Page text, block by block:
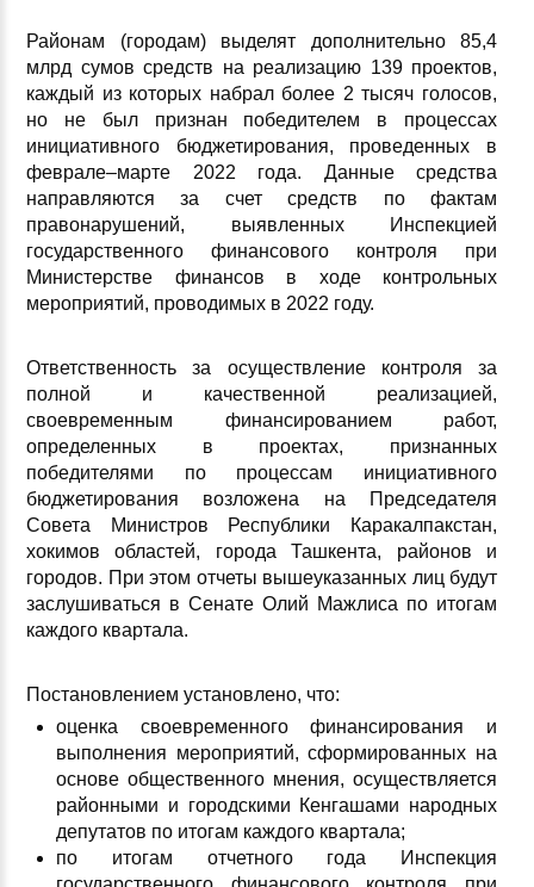
Районам (городам) выделят дополнительно 85,4
млрд сумов средств на реализацию 139 проектов,
каждый из которых набрал более 2 тысяч голосов,
но не был признан победителем в процессах
инициативного бюджетирования, проведенных в
феврале–марте 2022 года. Данные средства
направляются за счет средств по фактам
правонарушений, выявленных Инспекцией
государственного финансового контроля при
Министерстве финансов в ходе контрольных
мероприятий, проводимых в 2022 году.
Ответственность за осуществление контроля за
полной и качественной реализацией,
своевременным финансированием работ,
определенных в проектах, признанных
победителями по процессам инициативного
бюджетирования возложена на Председателя
Совета Министров Республики Каракалпакстан,
хокимов областей, города Ташкента, районов и
городов. При этом отчеты вышеуказанных лиц будут
заслушиваться в Сенате Олий Мажлиса по итогам
каждого квартала.
Постановлением установлено, что:
оценка своевременного финансирования и
выполнения мероприятий, сформированных на
основе общественного мнения, осуществляется
районными и городскими Кенгашами народных
депутатов по итогам каждого квартала;
по итогам отчетного года Инспекция